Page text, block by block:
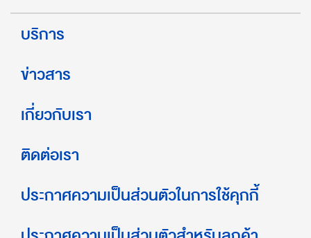
บริการ
ข่าวสาร
เกี่ยวกับเรา
ติดต่อเรา
ประกาศความเป็นส่วนตัวในการใช้คุกกี้